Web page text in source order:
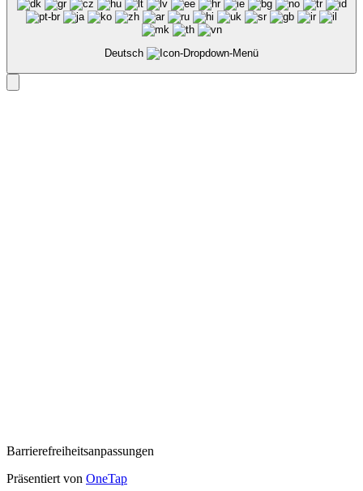
Deutsch
Barrierefreiheitsanpassungen
Präsentiert von OneTap